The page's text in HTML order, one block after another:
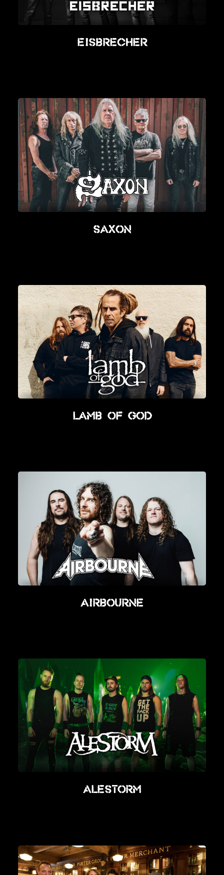
Eisbrecher
Saxon
Lamb Of God
Airbourne
Alestorm